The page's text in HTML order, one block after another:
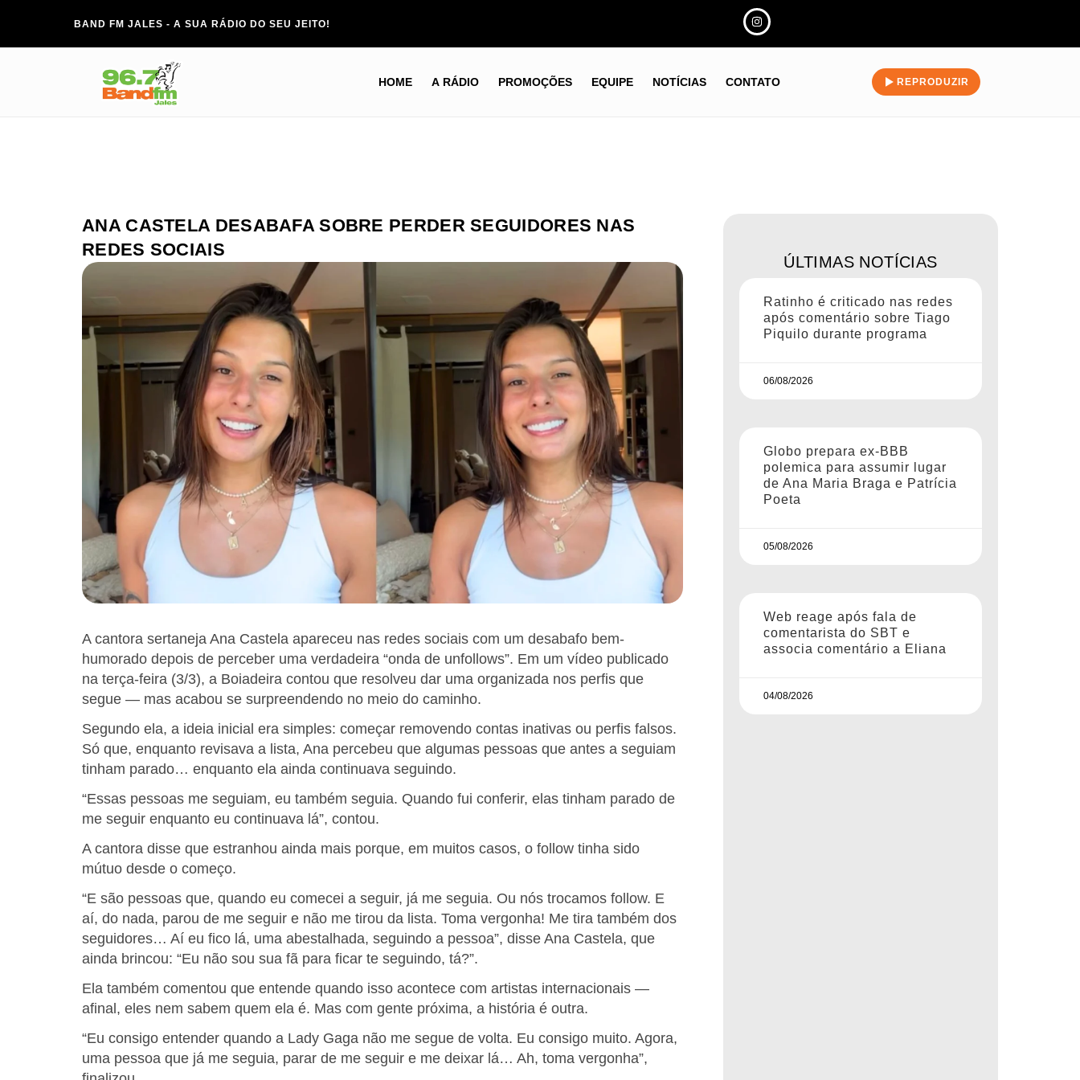
BAND FM JALES - A SUA RÁDIO DO SEU JEITO!
HOME A RÁDIO PROMOÇÕES EQUIPE NOTÍCIAS CONTATO REPRODUZIR
ANA CASTELA DESABAFA SOBRE PERDER SEGUIDORES NAS
REDES SOCIAIS
A cantora sertaneja Ana Castela apareceu nas redes sociais com um desabafo bem-
humorado depois de perceber uma verdadeira “onda de unfollows”. Em um vídeo publicado
na terça-feira (3/3), a Boiadeira contou que resolveu dar uma organizada nos perfis que
segue — mas acabou se surpreendendo no meio do caminho.
Segundo ela, a ideia inicial era simples: começar removendo contas inativas ou perfis falsos.
Só que, enquanto revisava a lista, Ana percebeu que algumas pessoas que antes a seguiam
tinham parado… enquanto ela ainda continuava seguindo.
“Essas pessoas me seguiam, eu também seguia. Quando fui conferir, elas tinham parado de
me seguir enquanto eu continuava lá”, contou.
A cantora disse que estranhou ainda mais porque, em muitos casos, o follow tinha sido
mútuo desde o começo.
“E são pessoas que, quando eu comecei a seguir, já me seguia. Ou nós trocamos follow. E
aí, do nada, parou de me seguir e não me tirou da lista. Toma vergonha! Me tira também dos
seguidores… Aí eu fico lá, uma abestalhada, seguindo a pessoa”, disse Ana Castela, que
ainda brincou: “Eu não sou sua fã para ficar te seguindo, tá?”.
Ela também comentou que entende quando isso acontece com artistas internacionais —
afinal, eles nem sabem quem ela é. Mas com gente próxima, a história é outra.
“Eu consigo entender quando a Lady Gaga não me segue de volta. Eu consigo muito. Agora,
uma pessoa que já me seguia, parar de me seguir e me deixar lá… Ah, toma vergonha”,
ÚLTIMAS NOTÍCIAS
Ratinho é criticado nas redes
após comentário sobre Tiago
Piquilo durante programa
06/08/2026
Globo prepara ex-BBB
polemica para assumir lugar
de Ana Maria Braga e Patrícia
Poeta
05/08/2026
Web reage após fala de
comentarista do SBT e
associa comentário a Eliana
04/08/2026